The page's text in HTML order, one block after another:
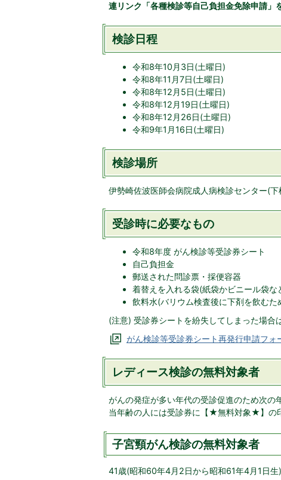
連リンク「各種検診等自己負担金免除申請」
検診日程
令和8年10月3日(土曜日)
令和8年11月7日(土曜日)
令和8年12月5日(土曜日)
令和8年12月19日(土曜日)
令和8年12月26日(土曜日)
令和9年1月16日(土曜日)
検診場所
伊勢崎佐波医師会病院成人病検診センター(
受診時に必要なもの
令和8年度 がん検診等受診券シート
自己負担金
郵送された問診票・採便容器
着替えを入れる袋(紙袋かビニール袋な
飲料水(バリウム検査後に下剤を飲むた
(注意) 受診券シートを紛失してしまった場合
がん検診等受診券シート再発行申請フォ
レディース検診の無料対象者
がんの発症が多い年代の受診促進のため次
当年齢の人には受診券に【★無料対象★】の
子宮頸がん検診の無料対象者
41歳(昭和60年4月2日から昭和61年4月1日生)